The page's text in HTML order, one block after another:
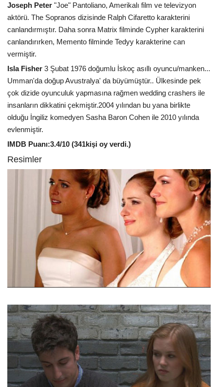
Joseph Peter "Joe" Pantoliano, Amerikalı film ve televizyon
aktörü. The Sopranos dizisinde Ralph Cifaretto karakterini
canlandırmıştır. Daha sonra Matrix filminde Cypher karakterini
canlandırırken, Memento filminde Tedyy karakterine can
vermiştir.
Isla Fisher 3 Şubat 1976 doğumlu İskoç asıllı oyuncu/manken...
Umman'da doğup Avustralya' da büyümüştür.. Ülkesinde pek
çok dizide oyunculuk yapmasına rağmen wedding crashers ile
insanların dikkatini çekmiştir.2004 yılından bu yana birlikte
olduğu İngiliz komedyen Sasha Baron Cohen ile 2010 yılında
evlenmiştir.
IMDB Puanı:3.4/10 (341kişi oy verdi.)
Resimler